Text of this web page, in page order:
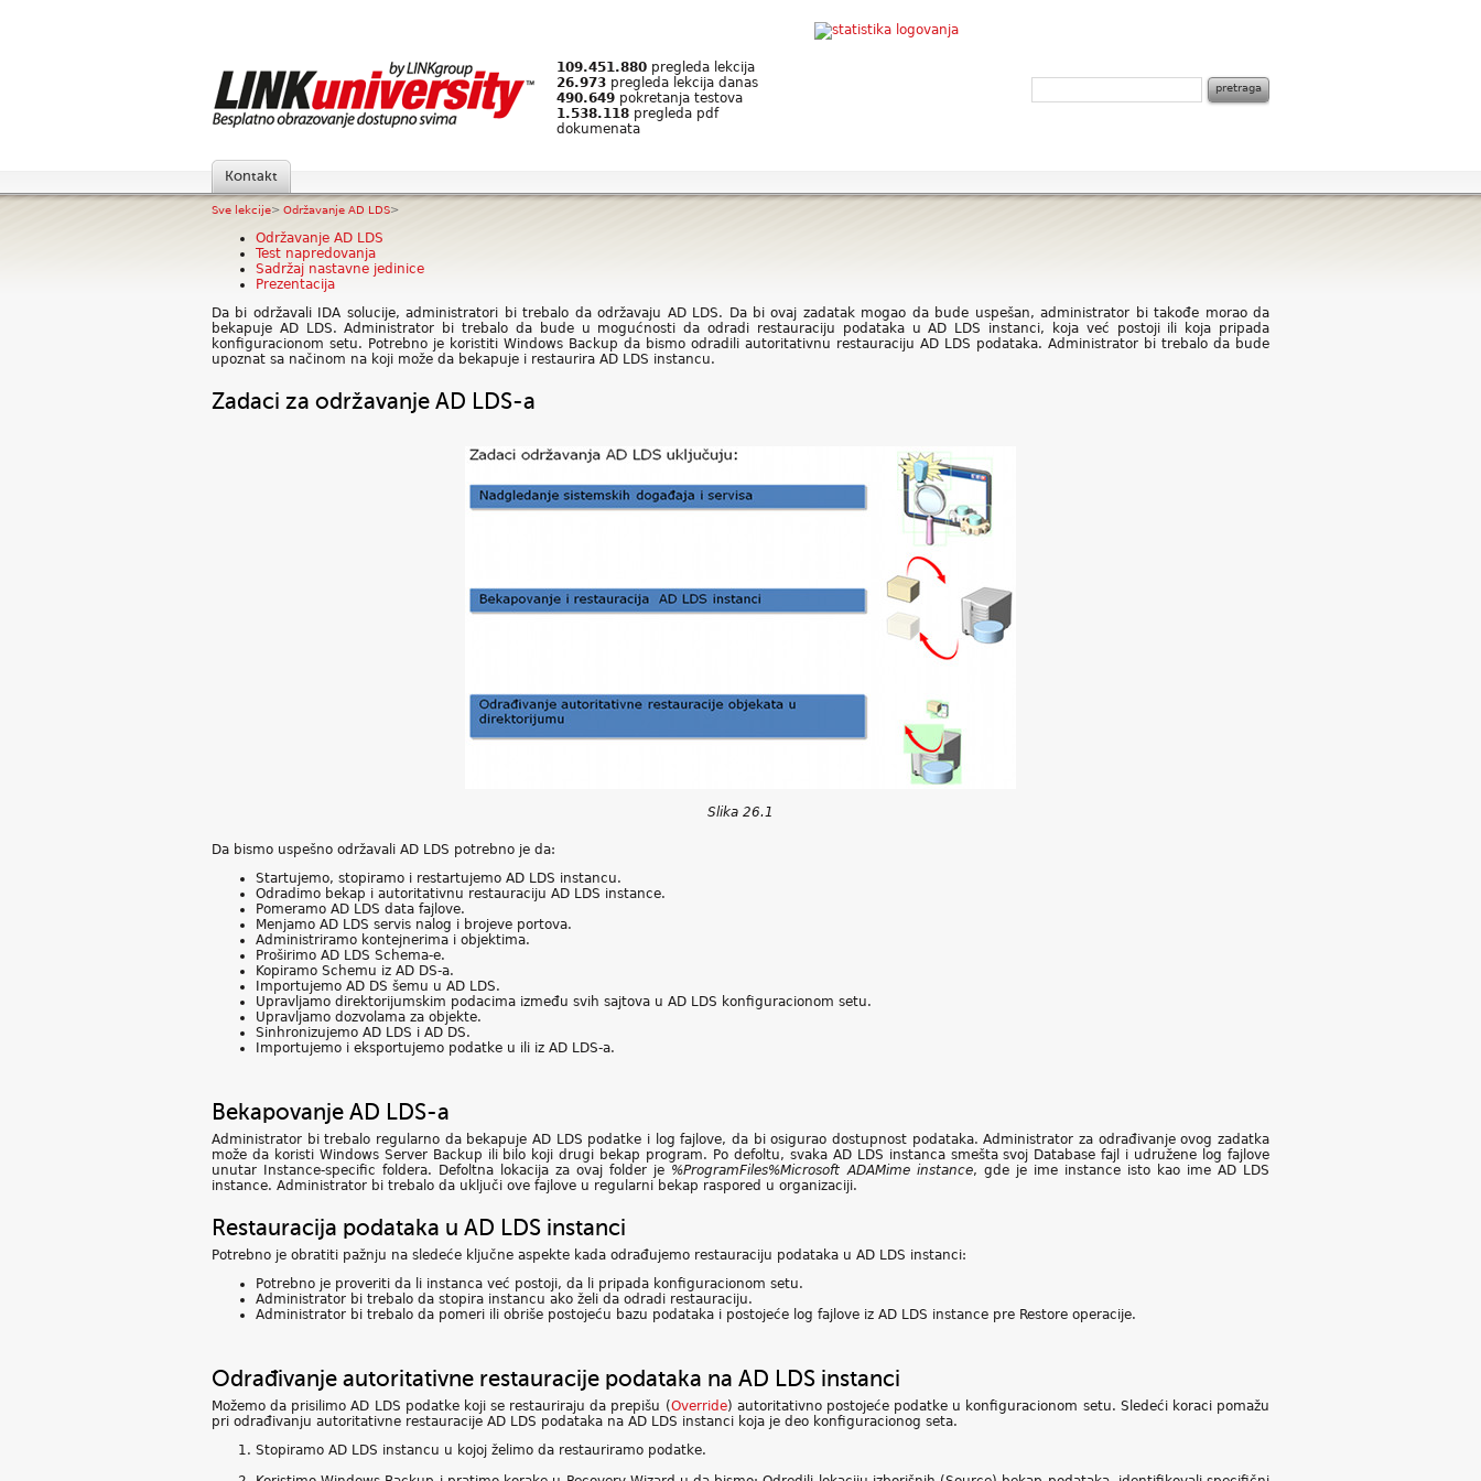
109.451.880 pregleda lekcija
26.973 pregleda lekcija danas
490.649 pokretanja testova
1.538.118 pregleda pdf
dokumenata
Kontakt
Sve lekcije> Održavanje AD LDS>
Održavanje AD LDS
Test napredovanja
Sadržaj nastavne jedinice
Prezentacija
Da bi održavali IDA solucije, administratori bi trebalo da održavaju AD LDS. Da bi ovaj zadatak mogao da bude uspešan, administrator bi takođe morao da
bekapuje AD LDS. Administrator bi trebalo da bude u mogućnosti da odradi restauraciju podataka u AD LDS instanci, koja već postoji ili koja pripada
konfiguracionom setu. Potrebno je koristiti Windows Backup da bismo odradili autoritativnu restauraciju AD LDS podataka. Administrator bi trebalo da bude
upoznat sa načinom na koji može da bekapuje i restaurira AD LDS instancu.
Zadaci za održavanje AD LDS-a
Slika 26.1
Da bismo uspešno održavali AD LDS potrebno je da:
Startujemo, stopiramo i restartujemo AD LDS instancu.
Odradimo bekap i autoritativnu restauraciju AD LDS instance.
Pomeramo AD LDS data fajlove.
Menjamo AD LDS servis nalog i brojeve portova.
Administriramo kontejnerima i objektima.
Proširimo AD LDS Schema-e.
Kopiramo Schemu iz AD DS-a.
Importujemo AD DS šemu u AD LDS.
Upravljamo direktorijumskim podacima između svih sajtova u AD LDS konfiguracionom setu.
Upravljamo dozvolama za objekte.
Sinhronizujemo AD LDS i AD DS.
Importujemo i eksportujemo podatke u ili iz AD LDS-a.
Bekapovanje AD LDS-a
Administrator bi trebalo regularno da bekapuje AD LDS podatke i log fajlove, da bi osigurao dostupnost podataka. Administrator za odrađivanje ovog zadatka
može da koristi Windows Server Backup ili bilo koji drugi bekap program. Po defoltu, svaka AD LDS instanca smešta svoj Database fajl i udružene log fajlove
unutar Instance-specific foldera. Defoltna lokacija za ovaj folder je %ProgramFiles%Microsoft ADAMime instance, gde je ime instance isto kao ime AD LDS
instance. Administrator bi trebalo da uključi ove fajlove u regularni bekap raspored u organizaciji.
Restauracija podataka u AD LDS instanci
Potrebno je obratiti pažnju na sledeće ključne aspekte kada odrađujemo restauraciju podataka u AD LDS instanci:
Potrebno je proveriti da li instanca već postoji, da li pripada konfiguracionom setu.
Administrator bi trebalo da stopira instancu ako želi da odradi restauraciju.
Administrator bi trebalo da pomeri ili obriše postojeću bazu podataka i postojeće log fajlove iz AD LDS instance pre Restore operacije.
Odrađivanje autoritativne restauracije podataka na AD LDS instanci
Možemo da prisilimo AD LDS podatke koji se restauriraju da prepišu (Override) autoritativno postojeće podatke u konfiguracionom setu. Sledeći koraci pomažu
pri odrađivanju autoritativne restauracije AD LDS podataka na AD LDS instanci koja je deo konfiguracionog seta.
Stopiramo AD LDS instancu u kojoj želimo da restauriramo podatke.